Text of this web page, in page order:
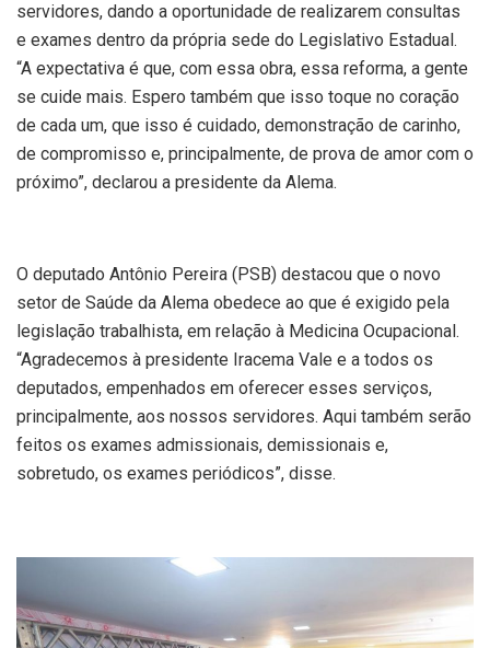
servidores, dando a oportunidade de realizarem consultas
e exames dentro da própria sede do Legislativo Estadual.
“A expectativa é que, com essa obra, essa reforma, a gente
se cuide mais. Espero também que isso toque no coração
de cada um, que isso é cuidado, demonstração de carinho,
de compromisso e, principalmente, de prova de amor com o
próximo”, declarou a presidente da Alema.
O deputado Antônio Pereira (PSB) destacou que o novo
setor de Saúde da Alema obedece ao que é exigido pela
legislação trabalhista, em relação à Medicina Ocupacional.
“Agradecemos à presidente Iracema Vale e a todos os
deputados, empenhados em oferecer esses serviços,
principalmente, aos nossos servidores. Aqui também serão
feitos os exames admissionais, demissionais e,
sobretudo, os exames periódicos”, disse.